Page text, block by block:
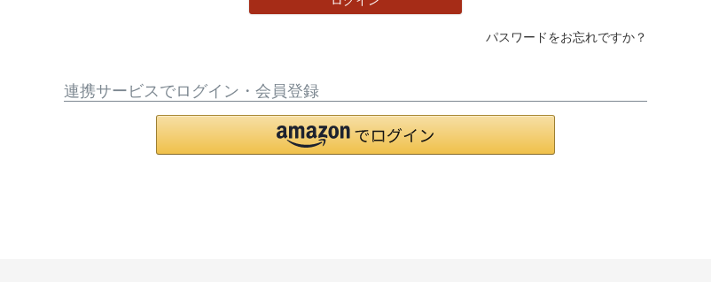
パスワードをお忘れですか？
連携サービスでログイン・会員登録